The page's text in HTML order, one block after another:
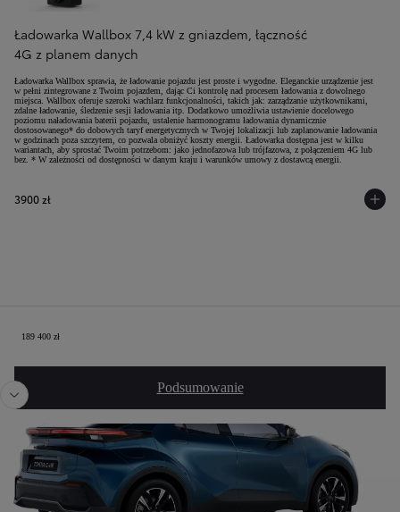
Ładowarka Wallbox 7,4 kW z gniazdem, łączność
4G z planem danych
Ładowarka Wallbox sprawia, że ładowanie pojazdu jest proste i wygodne. Eleganckie urządzenie jest
w pełni zintegrowane z Twoim pojazdem, dając Ci kontrolę nad procesem ładowania z dowolnego
miejsca. Wallbox oferuje szeroki wachlarz funkcjonalności, takich jak: zarządzanie użytkownikami,
zdalne ładowanie, śledzenie sesji ładowania itp. Dodatkowo umożliwia ustawienie docelowego
poziomu naładowania baterii pojazdu, ustalenie harmonogramu ładowania dynamicznie
dostosowanego* do dobowych taryf energetycznych w Twojej lokalizacji lub zaplanowanie ładowania
w godzinach poza szczytem, co pozwala obniżyć koszty energii. Ładowarka dostępna jest w kilku
wariantach, aby sprostać Twoim potrzebom: jako jednofazowa lub trójfazowa, z połączeniem 4G lub
bez. * W zależności od dostępności w danym kraju i warunków umowy z dostawcą energii.
3900 zł
189 400 zł
Podsumowanie
Twoja konfiguracja
Poprzedni